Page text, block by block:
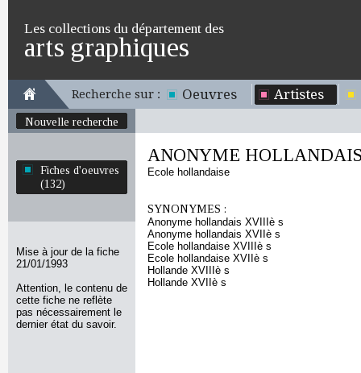
Les collections du département des
arts graphiques
Recherche sur : Oeuvres Artistes
Nouvelle recherche
Fiches d'oeuvres
(132)
Mise à jour de la fiche
21/01/1993
Attention, le contenu de
cette fiche ne reflète
pas nécessairement le
dernier état du savoir.
ANONYME
Ecole hollandaise
SYNONYMES :
Anonyme hollandais XVIIIè s
Anonyme hollandais XVIIè s
Ecole hollandaise XVIIIè s
Ecole hollandaise XVIIè s
Hollande XVIIIè s
Hollande XVIIè s